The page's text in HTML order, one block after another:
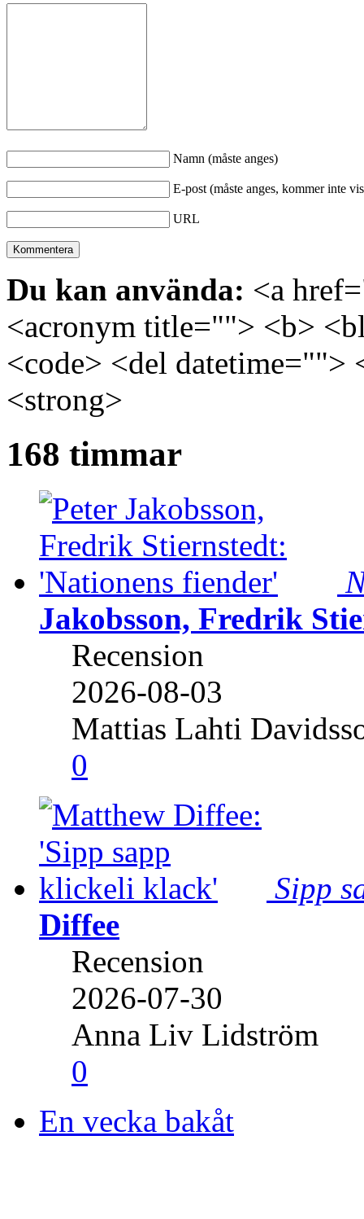
Namn (måste anges)
E-post (måste anges, kommer inte
URL
Du kan använda: <a
<acronym title=""> <b>
<code> <del
<strong>
168 timmar
Jakobsson, Fredrik
Recension
2026-08-03
Mattias Lahti
0
Sipp
Diffee
Recension
2026-07-30
Anna Liv Lidström
0
En vecka bakåt